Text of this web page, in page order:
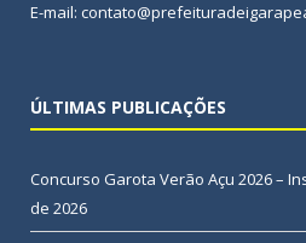
E-mail:
ÚLTIMAS PUBLICAÇÕES
Concurso Garota Verão Açu 2026 –
de 2026